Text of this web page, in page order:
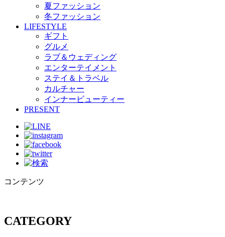
夏ファッション
冬ファッション
LIFESTYLE
ギフト
グルメ
ラブ＆ウェディング
エンターテイメント
ステイ＆トラベル
カルチャー
インナービューティー
PRESENT
コンテンツ
CATEGORY